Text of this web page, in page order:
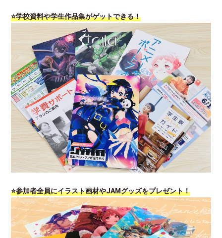
⭐学校資料や学生作品集がゲットできる！
⭐参加者全員にイラスト画材やJAMグッズをプレゼント！